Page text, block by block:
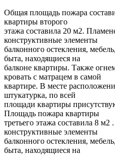
Общая площадь пожара
квартиры второго
этажа составила 20 м2.
конструктивные элементы
балконного остекления,
быта, находящиеся на
балконе квартиры. Также
кровать с матрацем в самой
квартире. В месте
штукатурка, по всей
площади квартиры
Площадь пожара квартиры
третьего этажа составила 8
конструктивные элементы
балконного остекления,
быта, находящиеся на